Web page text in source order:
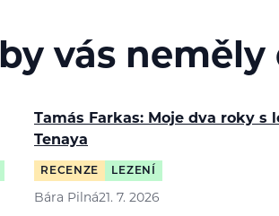
vás
Tamás Farkas: Moje dva roky s
Tenaya
RECENZE LEZENÍ
Bára Pilná21. 7. 2026